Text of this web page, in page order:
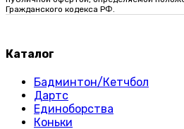
Гражданского кодекса РФ.
Каталог
Бадминтон/Кетчбол
Дартс
Единоборства
Коньки